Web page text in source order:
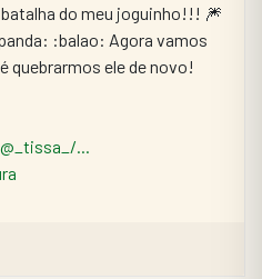
do meu joguinho!!! 🎆
:balao: Agora vamos
quebrarmos ele de novo!
...